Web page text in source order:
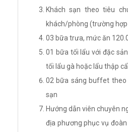
Khách sạn theo tiêu
khách/phòng (trường hợp
03 bữa trưa, mức ăn
01 bữa tối lẩu với đặc
tối lẩu gà hoặc lẩu thập
02 bữa sáng buffet theo
sạn
Hướng dẫn viên chuyên
địa phương phục vụ